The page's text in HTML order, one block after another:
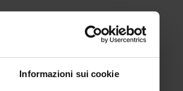
Informazioni sui cookie